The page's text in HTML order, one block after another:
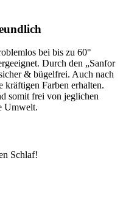
bei bis zu 60°
Durch den „Sanfor
& bügelfrei. Auch nach
kräftigen Farben erhalten.
somit frei von jeglichen
Umwelt.
Schlaf!